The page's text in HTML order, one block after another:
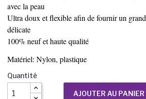
avec la peau
Ultra doux et flexible afin de fournir un
délicate
100% neuf et haute qualité
Matériel: Nylon, plastique
Quantité
AJOUTER AU PANIER